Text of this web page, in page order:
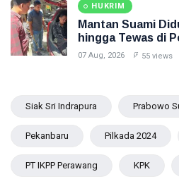
HUKRIM
Mantan Suami
hingga Tewas di
07 Aug, 2026 55 views
Siak Sri Indrapura Prabowo
Pekanbaru Pilkada 2024
PT IKPP Perawang KPK